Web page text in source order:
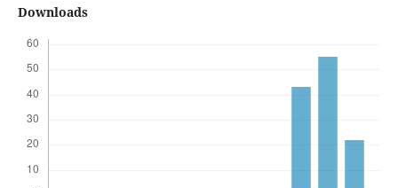
Downloads